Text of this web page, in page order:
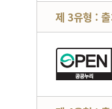
제 3유형 :